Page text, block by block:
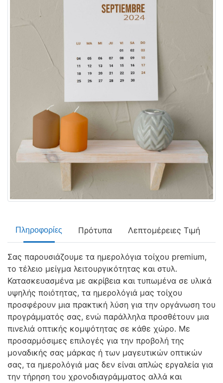
Πληροφορίες Πρότυπα Λεπτομέρειες Τιμή
Σας παρουσιάζουμε τα ημερολόγια τοίχου premium,
το τέλειο μείγμα λειτουργικότητας και στυλ.
Κατασκευασμένα με ακρίβεια και τυπωμένα σε υλικά
υψηλής ποιότητας, τα ημερολόγιά μας τοίχου
προσφέρουν μια πρακτική λύση για την οργάνωση του
προγράμματός σας, ενώ παράλληλα προσθέτουν μια
πινελιά οπτικής κομψότητας σε κάθε χώρο. Με
προσαρμόσιμες επιλογές για την προβολή της
μοναδικής σας μάρκας ή των μαγευτικών οπτικών
σας, τα ημερολόγιά μας δεν είναι απλώς εργαλεία για
την τήρηση του χρονοδιαγράμματος αλλά και